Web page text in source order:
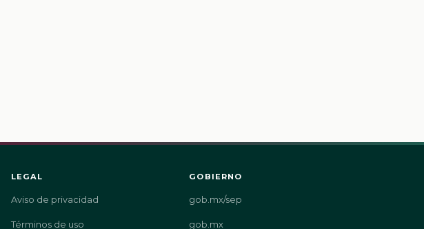
LEGAL
Aviso de privacidad
Términos de uso
GOBIERNO
gob.mx/sep
gob.mx